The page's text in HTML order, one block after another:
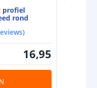
type vrouw
type man
profiel
rond
)
16,95